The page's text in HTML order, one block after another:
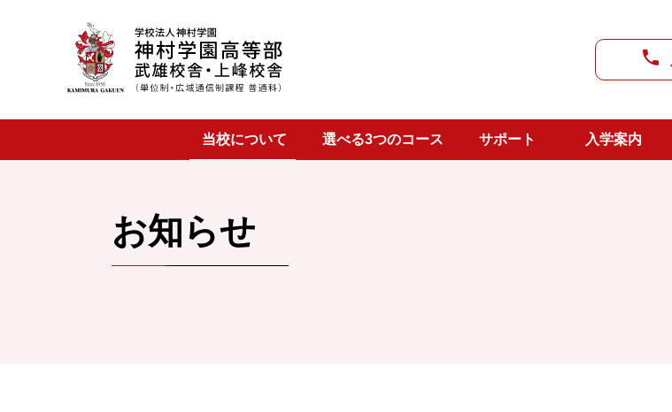
当校について
上峰校舎 選べる3つのコース サポート
生活支援 入学案内
上峰校舎
お知らせ